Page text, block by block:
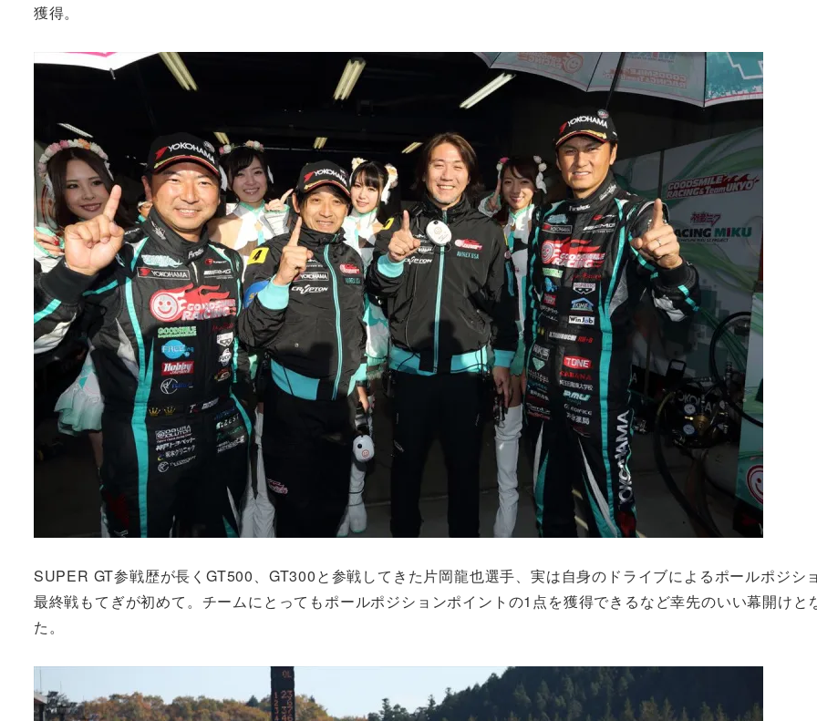
獲得。
SUPER GT参戦歴が長くGT500、GT300と参戦してきた片岡龍也選手、実は自身のドライブによるポールポジシ
最終戦もてぎが初めて。チームにとってもポールポジションポイントの1点を獲得できるなど幸先のいい幕開けと
た。